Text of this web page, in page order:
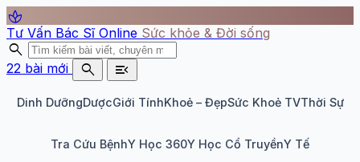
spa
Tư Vấn Bác Sĩ Online Sức khỏe & Đời sống
search
22 bài mới search menu_open
Dinh DưỡngDượcGiới TínhKhoẻ – ĐẹpSức Khoẻ TVThời Sự
Tra Cứu BệnhY Học 360Y Học Cổ TruyềnY Tế